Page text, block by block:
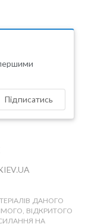
Підписатись
ДАНОГО
ВІДКРИТОГО
НА